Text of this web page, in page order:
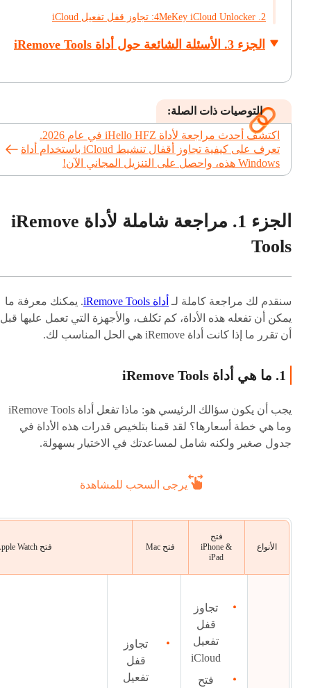
2. 4MeKey iCloud Unlocker: تجاوز قفل تفعيل iCloud
الجزء 3. الأسئلة الشائعة حول أداة iRemove Tools
التوصيات ذات الصلة:
اكتشف أحدث مراجعة لأداة iHello HFZ في عام 2026.
تعرف على كيفية تجاوز أقفال تنشيط iCloud باستخدام أداة
Windows هذه، واحصل على التنزيل المجاني الآن!
الجزء 1. مراجعة شاملة لأداة iRemove
Tools
سنقدم لك مراجعة كاملة لـ أداة iRemove Tools
. يمكنك معرفة ما
يمكن أن تفعله هذه الأداة، كم تكلف، والأجهزة التي تعمل عليها قبل
أن تقرر ما إذا كانت أداة iRemove هي الحل المناسب لك.
1. ما هي أداة iRemove Tools
يجب أن يكون سؤالك الرئيسي هو: ماذا تفعل أداة iRemove Tools
وما هي خطة أسعارها؟ لقد قمنا بتلخيص قدرات هذه الأداة في
جدول صغير ولكنه شامل لمساعدتك في الاختيار بسهولة.
يرجى السحب للمشاهدة
الأنواع
فتح
iPhone &
iPad
فتح Mac فتح Apple Watch
تجاوز
قفل
تفعيل
iCloud
فتح
تجاوز
قفل
تفعيل